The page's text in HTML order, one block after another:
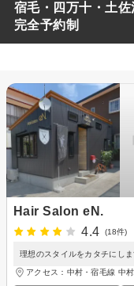
宿毛・四万十・土佐
完全予約制
Hair Salon eN.
4.4
(18件)
理想のスタイルをカタチにしま
アクセス：中村・宿毛線 中